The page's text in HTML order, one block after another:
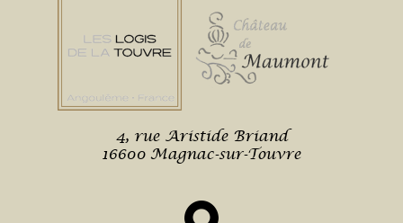
4, rue Aristide Briand
16600 Magnac-sur-Touvre